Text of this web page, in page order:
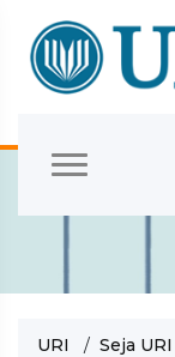
URI / Seja URI